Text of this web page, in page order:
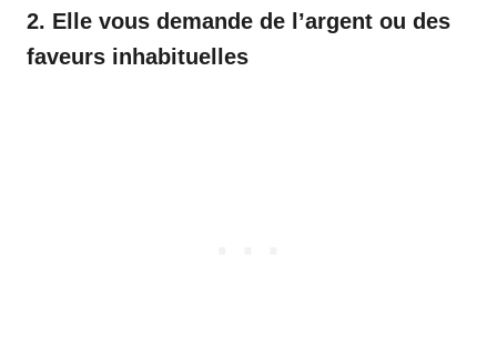
2. Elle vous demande de l’argent ou des
faveurs inhabituelles